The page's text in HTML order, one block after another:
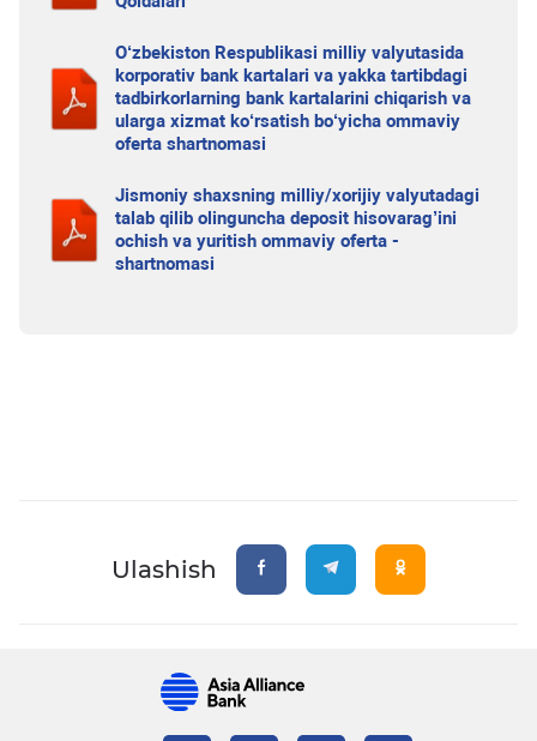
O‘zbekiston Respublikasi milliy valyutasida
korporativ bank kartalari va yakka tartibdagi
tadbirkorlarning bank kartalarini chiqarish va
ularga xizmat ko‘rsatish bo‘yicha ommaviy
oferta shartnomasi
Jismoniy shaxsning milliy/xorijiy valyutadagi
talab qilib olinguncha deposit hisovarag’ini
ochish va yuritish ommaviy oferta -
shartnomasi
Ulashish